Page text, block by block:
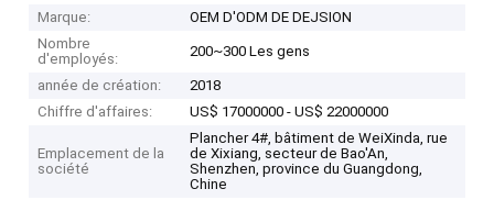
Marque:
OEM D'ODM DE DEJSION
Nombre
d'employés:
200~300 Les gens
année de création:
2018
Chiffre d'affaires:
US$ 17000000 - US$ 22000000
Emplacement de la
société
Plancher 4#, bâtiment de WeiXinda, rue
de Xixiang, secteur de Bao'An,
Shenzhen, province du Guangdong,
Chine